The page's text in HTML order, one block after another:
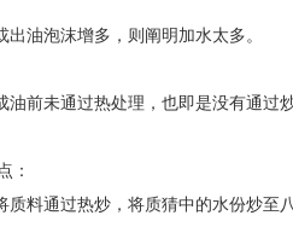
油泡沫增多，则阐明加水太多。
前未通过热处理，也即是没有通过炒
：
料通过热炒，将质猜中的水份炒至